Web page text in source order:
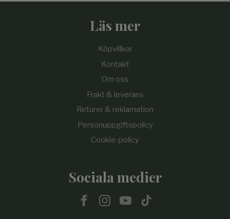
Läs mer
Köpvillkor
Kontakt
Om oss
Frakt & leverans
Returer & reklamation
Personuppgiftspolicy
Cookie-policy
Sociala medier